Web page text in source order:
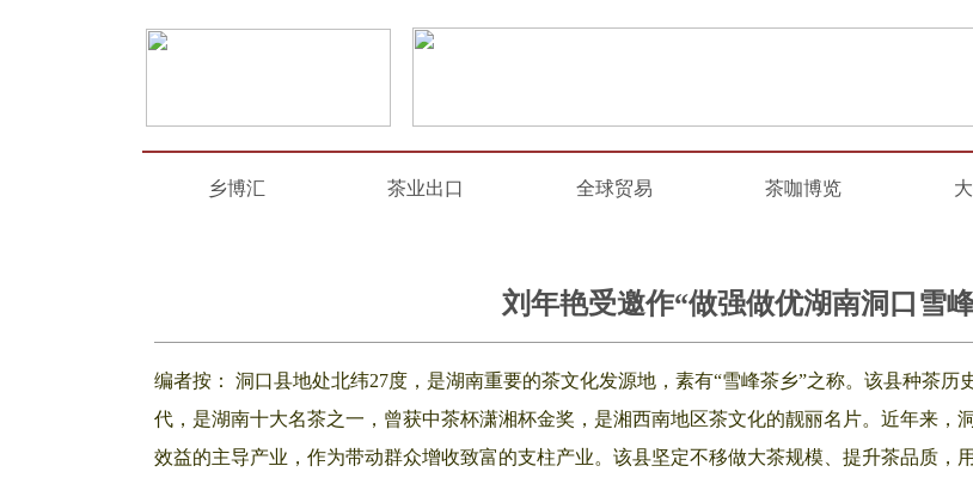
乡博汇 茶业出口 全球贸易 茶咖博览
刘年艳受邀作“做强做优湖南洞口雪
编者按： 洞口县地处北纬27度，是湖南重要的茶文化发源地，素有“雪峰茶乡”之称。该县种茶历
代，是湖南十大名茶之一，曾获中茶杯潇湘杯金奖，是湘西南地区茶文化的靓丽名片。近年来，
效益的主导产业，作为带动群众增收致富的支柱产业。该县坚定不移做大茶规模、提升茶品质，